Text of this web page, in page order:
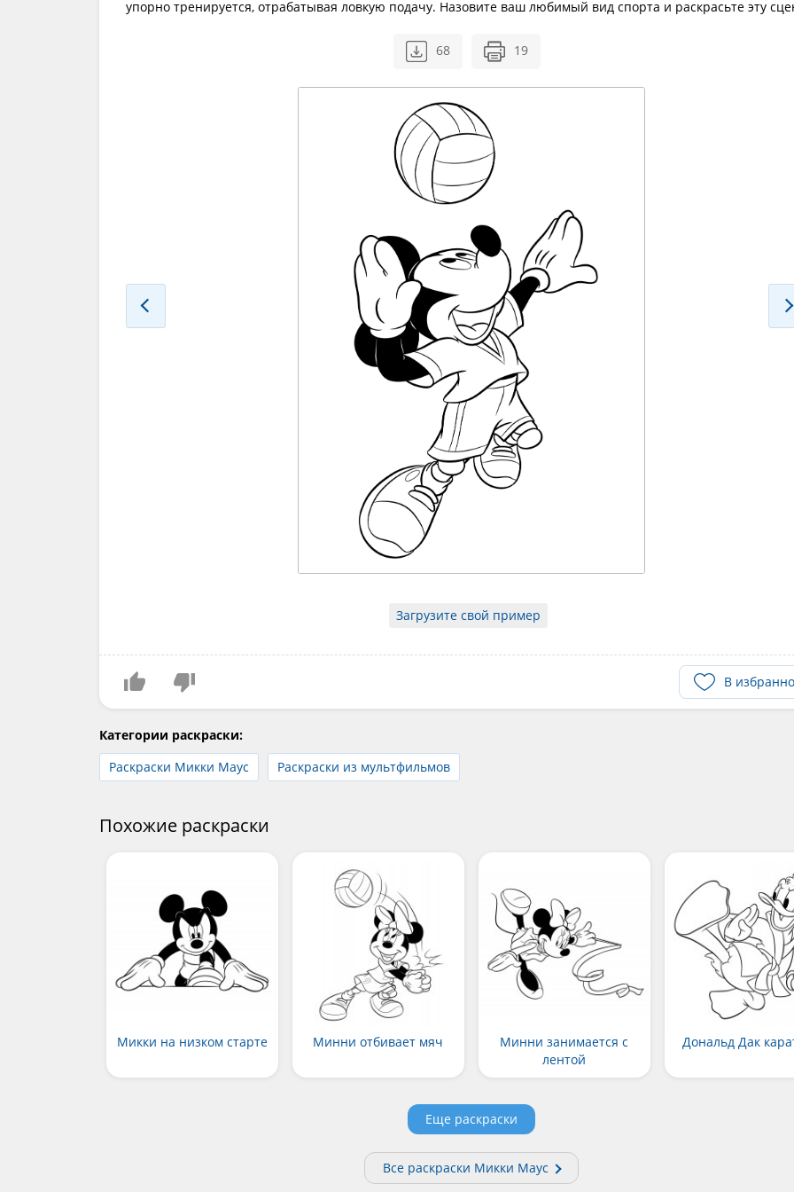
упорно тренируется, отрабатывая ловкую подачу. Назовите ваш любимый вид спорта и раскрасьте эту
68 19
Загрузите свой пример
В
Категории раскраски:
Раскраски Микки Маус
Раскраски из мультфильмов
Похожие раскраски
Микки на низком старте Минни отбивает мяч
Минни занимается с
лентой
Дональд Дак
Еще раскраски
Все раскраски Микки Маус